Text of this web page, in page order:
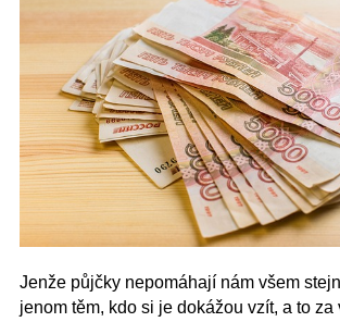
Jenže půjčky nepomáhají nám všem
jenom těm, kdo si je dokážou vzít, a to za